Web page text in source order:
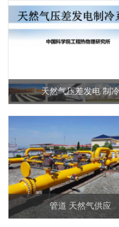
天然气压差发电 制冷
管道 天然气供应